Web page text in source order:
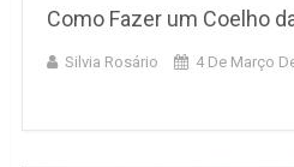
Como Fazer um Coelho
Silvia Rosário 4 De Março